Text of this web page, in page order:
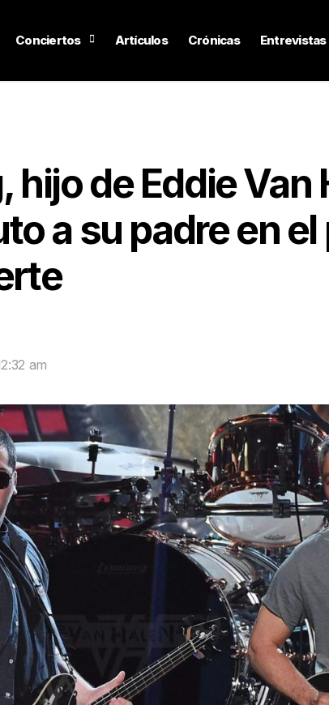
Conciertos Artículos Crónicas Entrevistas
hijo de Eddie Van
a su padre en
am